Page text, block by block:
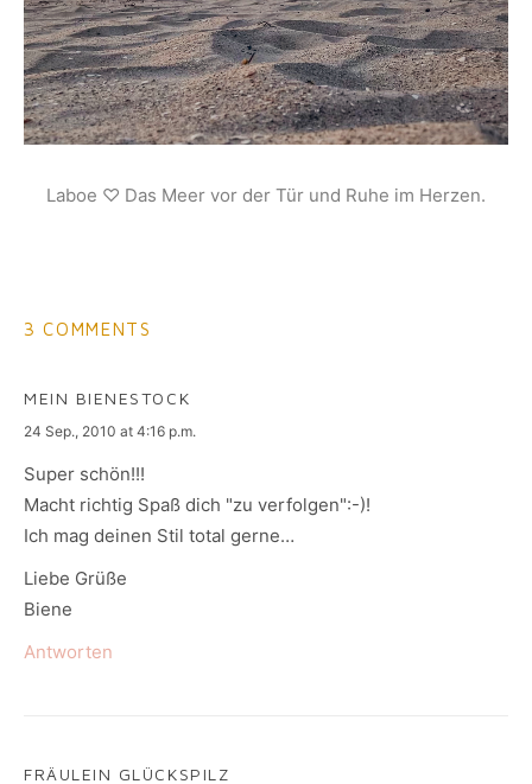
Laboe ♡ Das Meer vor der Tür und Ruhe im Herzen.
3 COMMENTS
MEIN BIENESTOCK
says:
24 Sep., 2010 at 4:16 p.m.
Super schön!!!
Macht richtig Spaß dich "zu verfolgen":-)!
Ich mag deinen Stil total gerne…
Liebe Grüße
Biene
Antworten
FRÄULEIN GLÜCKSPILZ